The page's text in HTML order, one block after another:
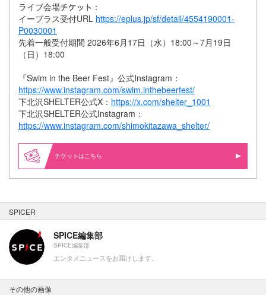
ライブ会場
：
イープラス受付URL https://eplus.jp/sf/detail/4554190001-
P0030001
先着一般受付期間 2026年6月17日（水）18:00～7月19日
（日）18:00
『Swim in the Beer Fest』公式Instagram：
https://www.instagram.com/swim.inthebeerfest/
下北沢SHELTER公式X： https://x.com/shelter_1001
下北沢SHELTER公式Instagram：
https://www.instagram.com/shimokitazawa_shelter/
はこちら
SPICER
SPICE編集部
SPICE編集部
エンタメニュースをお届けします。
その他の画像